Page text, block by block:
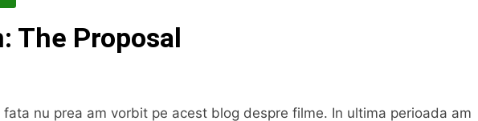
The Proposal
nu prea am vorbit pe acest blog despre filme. In ultima perioada am